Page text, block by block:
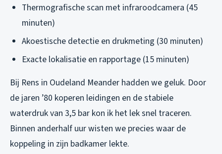
Thermografische scan met infraroodcamera (45
minuten)
Akoestische detectie en drukmeting (30 minuten)
Exacte lokalisatie en rapportage (15 minuten)
Bij Rens in Oudeland Meander hadden we geluk. Door
de jaren ’80 koperen leidingen en de stabiele
waterdruk van 3,5 bar kon ik het lek snel traceren.
Binnen anderhalf uur wisten we precies waar de
koppeling in zijn badkamer lekte.